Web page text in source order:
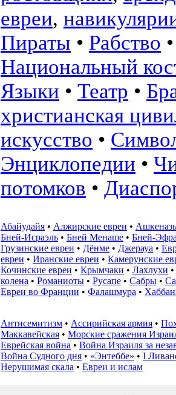
евреи,
Пираты • Рабство
Национальный
Языки • Театр •
христианская
искусство •
Энциклопедии •
потомков •
Абайудайя • Алжирские евреи •
Бней-Исраэль • Бней Менаше • Бней-
Грузинские евреи • Дёнме • Джерауа •
евреи • Иранские евреи • Камерунские
Кочинские евреи • Крымчаки • Лахлухи •
колена • Романиоты • Русапе • Сабры •
Евреи во Франции • Фалашмура •
Антисемитизм • Ассирийская армия •
Маккавейская • Морские сражения
Еврейская война • Война Израиля за
Война Судного дня • «Энтеббе» • I
Нерушимая скала • Евреи и ислам